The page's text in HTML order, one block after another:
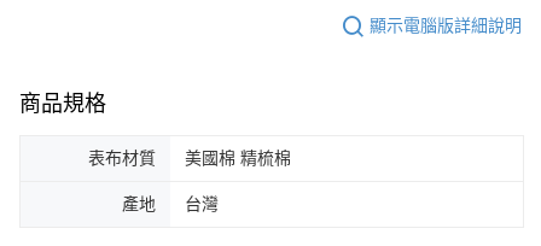
顯示電腦版詳細說明
商品規格
表布材質 美國棉 精梳棉
產地 台灣